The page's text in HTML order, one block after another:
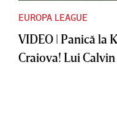
EUROPA LEAGUE
VIDEO | Panică la
Craiova! Lui